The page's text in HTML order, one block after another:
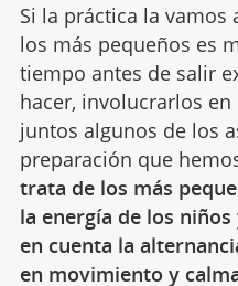
Si la práctica la vamos
los más pequeños es
tiempo antes de salir
hacer, involucrarlos
juntos algunos de los
preparación que
trata de los más
la energía de los
en cuenta la
en movimiento y